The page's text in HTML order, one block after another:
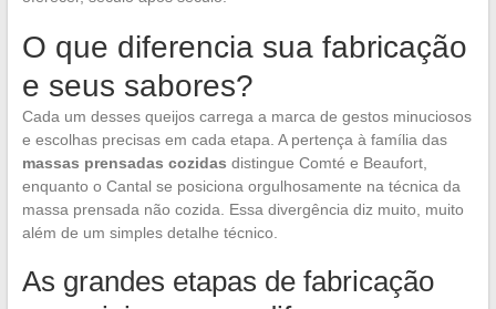
O que diferencia sua fabricação
e seus sabores?
Cada um desses queijos carrega a marca de gestos minuciosos
e escolhas precisas em cada etapa. A pertença à família das
massas prensadas cozidas distingue Comté e Beaufort,
enquanto o Cantal se posiciona orgulhosamente na técnica da
massa prensada não cozida. Essa divergência diz muito, muito
além de um simples detalhe técnico.
As grandes etapas de fabricação